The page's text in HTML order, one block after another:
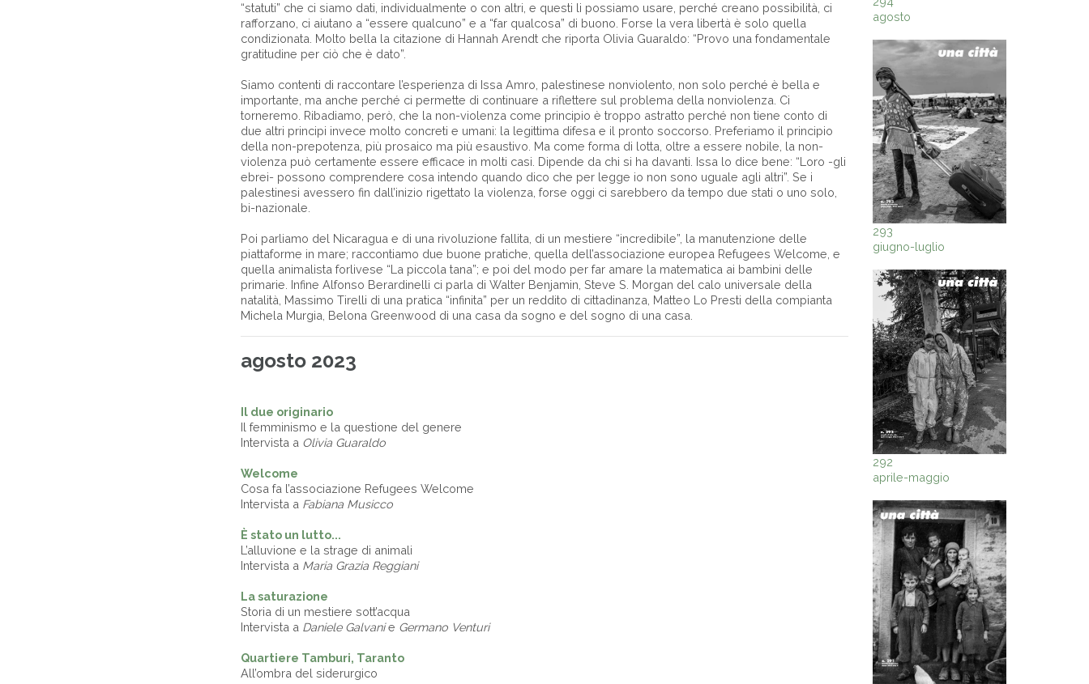
“statuti” che ci siamo dati, individualmente o con altri, e questi li possiamo usare, perché creano possibilità, ci
rafforzano, ci aiutano a “essere qualcuno” e a “far qualcosa” di buono. Forse la vera libertà è solo quella
condizionata. Molto bella la citazione di Hannah Arendt che riporta Olivia Guaraldo: “Provo una fondamentale
gratitudine per ciò che è dato”.
Siamo contenti di raccontare l’esperienza di Issa Amro, palestinese nonviolento, non solo perché è bella e
importante, ma anche perché ci permette di continuare a riflettere sul problema della nonviolenza. Ci
torneremo. Ribadiamo, però, che la non-violenza come principio è troppo astratto perché non tiene conto di
due altri principi invece molto concreti e umani: la legittima difesa e il pronto soccorso. Preferiamo il principio
della non-prepotenza, più prosaico ma più esaustivo. Ma come forma di lotta, oltre a essere nobile, la non-
violenza può certamente essere efficace in molti casi. Dipende da chi si ha davanti. Issa lo dice bene: “Loro -gli
ebrei- possono comprendere cosa intendo quando dico che per legge io non sono uguale agli altri”. Se i
palestinesi avessero fin dall’inizio rigettato la violenza, forse oggi ci sarebbero da tempo due stati o uno solo,
bi-nazionale.
Poi parliamo del Nicaragua e di una rivoluzione fallita, di un mestiere “incredibile”, la manutenzione delle
piattaforme in mare; raccontiamo due buone pratiche, quella dell’associazione europea Refugees Welcome, e
quella animalista forlivese “La piccola tana”; e poi del modo per far amare la matematica ai bambini delle
primarie. Infine Alfonso Berardinelli ci parla di Walter Benjamin, Steve S. Morgan del calo universale della
natalità, Massimo Tirelli di una pratica “infinita” per un reddito di cittadinanza, Matteo Lo Presti della compianta
Michela Murgia, Belona Greenwood di una casa da sogno e del sogno di una casa.
agosto 2023
Il due originario
Il femminismo e la questione del genere
Intervista a Olivia Guaraldo
Welcome
Cosa fa l’associazione Refugees Welcome
Intervista a Fabiana Musicco
È stato un lutto...
L’alluvione e la strage di animali
Intervista a Maria Grazia Reggiani
La saturazione
Storia di un mestiere sott’acqua
Intervista a Daniele Galvanie Germano Venturi
Quartiere Tamburi, Taranto
All’ombra del siderurgico
agosto
293
giugno-luglio
292
aprile-maggio